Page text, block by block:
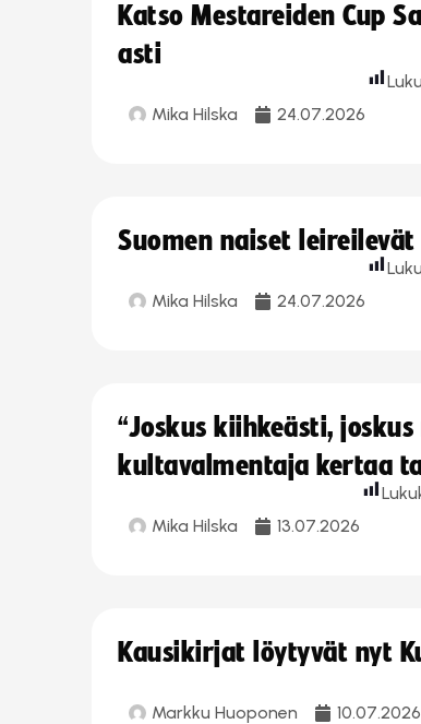
Katso Mestareiden Cup
asti
Mika Hilska 24.07.2026
Suomen naiset
Mika Hilska 24.07.2026
“Joskus kiihkeästi,
kultavalmentaja kertaa
Mika Hilska 13.07.2026
Kausikirjat löytyvät nyt
Markku Huoponen 10.07.2026